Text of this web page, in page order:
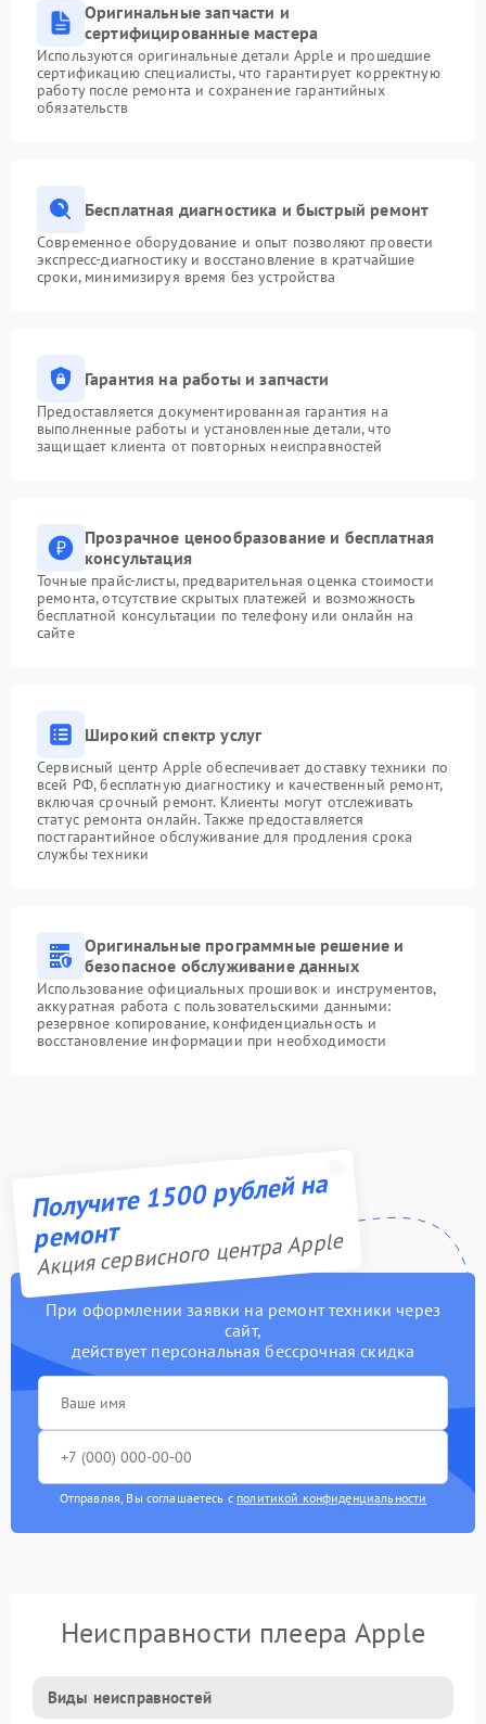
Оригинальные запчасти и
сертифицированные мастера
Используются оригинальные детали Apple и прошедшие
сертификацию специалисты, что гарантирует корректную
работу после ремонта и сохранение гарантийных
обязательств
Бесплатная диагностика и быстрый ремонт
Современное оборудование и опыт позволяют провести
экспресс-диагностику и восстановление в кратчайшие
сроки, минимизируя время без устройства
Гарантия на работы и запчасти
Предоставляется документированная гарантия на
выполненные работы и установленные детали, что
защищает клиента от повторных неисправностей
Прозрачное ценообразование и бесплатная
консультация
Точные прайс-листы, предварительная оценка стоимости
ремонта, отсутствие скрытых платежей и возможность
бесплатной консультации по телефону или онлайн на
сайте
Широкий спектр услуг
Сервисный центр Apple обеспечивает доставку техники по
всей РФ, бесплатную диагностику и качественный ремонт,
включая срочный ремонт. Клиенты могут отслеживать
статус ремонта онлайн. Также предоставляется
постгарантийное обслуживание для продления срока
службы техники
Оригинальные программные решение и
безопасное обслуживание данных
Использование официальных прошивок и инструментов,
аккуратная работа с пользовательскими данными:
резервное копирование, конфиденциальность и
восстановление информации при необходимости
Получите 1500 рублей на
ремонт
Акция сервисного центра Apple
При оформлении заявки на ремонт техники через
сайт,
действует персональная бессрочная скидка
Отправляя, Вы соглашаетесь с политикой конфиденциальности
Неисправности плеера Apple
Виды неисправностей